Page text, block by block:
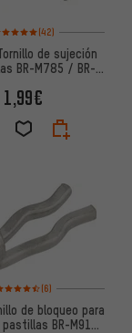
media: 5 de 5
(42)
de sujeción
BR-M785 / BR-
1,99€
media: 4,5 de 5
(6)
de bloqueo para
BR-M9100